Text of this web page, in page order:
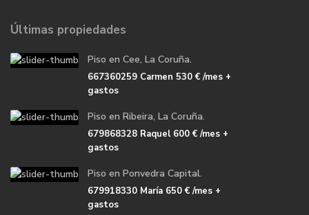
Últimas propiedades
Piso en Cee, La Coruña.
667360259 Carmen 530 €/mes +
gastos
Piso en Ribeira, La Coruña.
679868328 Raquel600 €/mes +
gastos
Piso en Ponvedra Capital.
679918330 María 650 €/mes +
gastos